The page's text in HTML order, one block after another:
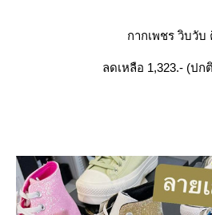
กากเพชร วิบวับ
ลดเหลือ 1,323.- (ปก